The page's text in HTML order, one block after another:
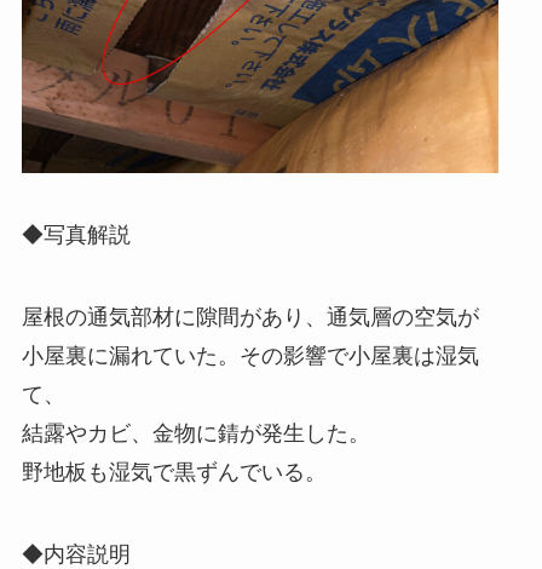
◆写真解説
屋根の通気部材に隙間があり、通気層の空気が
小屋裏に漏れていた。その影響で小屋裏は湿気
て、
結露やカビ、金物に錆が発生した。
野地板も湿気で黒ずんでいる。
◆内容説明